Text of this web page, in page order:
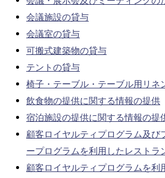
会議施設の貸与
会議室の貸与
可搬式建築物の貸与
テントの貸与
椅子・テーブル・テーブル用リネ
飲食物の提供に関する情報の提供
宿泊施設の提供に関する情報の提
顧客ロイヤルティプログラム及び
ープログラムを利用したレストラ
顧客ロイヤルティプログラムを利